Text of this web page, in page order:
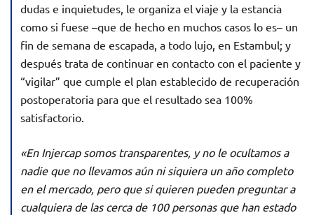
dudas e inquietudes, le organiza el viaje y la estancia
como si fuese –que de hecho en muchos casos lo es– un
fin de semana de escapada, a todo lujo, en Estambul; y
después trata de continuar en contacto con el paciente y
“vigilar” que cumple el plan establecido de recuperación
postoperatoria para que el resultado sea 100%
satisfactorio.
«En Injercap somos transparentes, y no le ocultamos a
nadie que no llevamos aún ni siquiera un año completo
en el mercado, pero que si quieren pueden preguntar a
cualquiera de las cerca de 100 personas que han estado